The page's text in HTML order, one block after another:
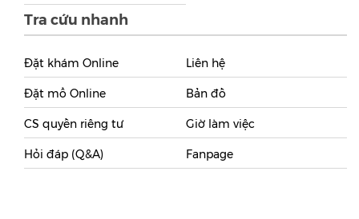
Tra cứu nhanh
Đặt khám Online
Đặt mổ Online
CS quyền riêng tư
Hỏi đáp (Q&A)
Liên hệ
Bản đồ
Giờ làm việc
Fanpage